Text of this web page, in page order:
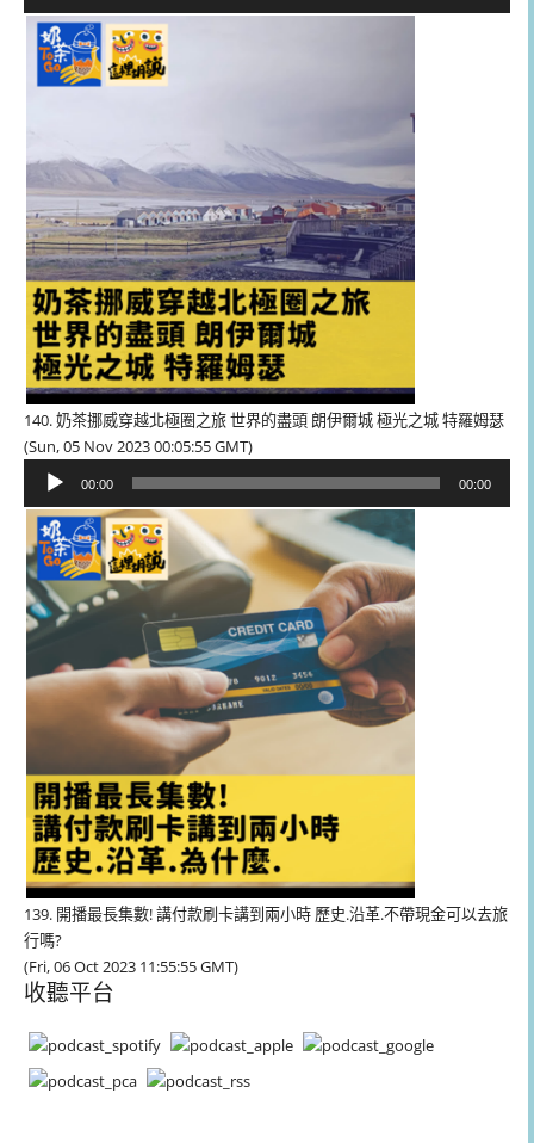
播
器
140. 奶茶挪威穿越北極圈之旅 世界的盡頭 朗伊爾城 極光之城 特羅姆瑟
(Sun, 05 Nov 2023 00:05:55 GMT)
播
放
器
00:00 00:00
139. 開播最長集數! 講付款刷卡講到兩小時 歷史.沿革.不帶現金可以去旅
行嗎?
(Fri, 06 Oct 2023 11:55:55 GMT)
收聽平台